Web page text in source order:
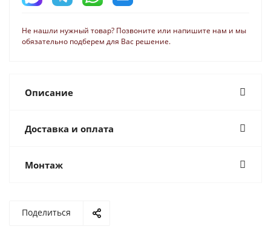
Не нашли нужный товар? Позвоните или напишите нам и мы
обязательно подберем для Вас решение.
Описание
Доставка и оплата
Монтаж
Поделиться